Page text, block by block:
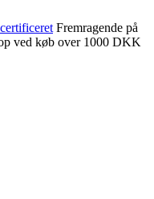
Fremragende på
ved køb over 1000 DKK